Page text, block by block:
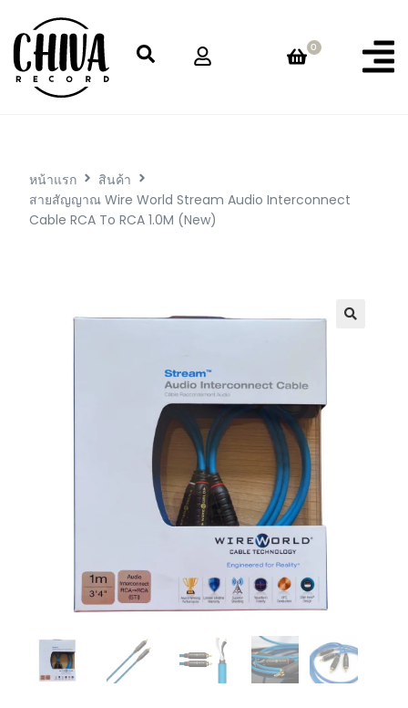
0
หน้าแรก
สินค้า
สายสัญญาณ Wire World Stream Audio Interconnect
Cable RCA To RCA 1.0M (New)